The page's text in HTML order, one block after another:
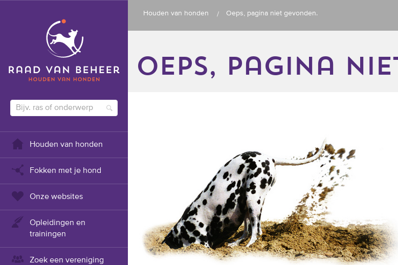
Houden van honden
Fokken met je hond
Onze websites
Opleidingen en
trainingen
Zoek een vereniging
Houden van honden Oeps, pagina niet gevonden.
oeps, pagina